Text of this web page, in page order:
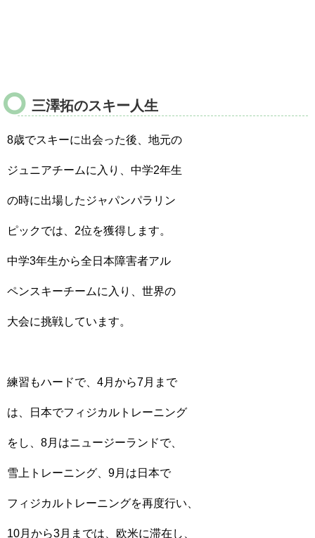
三澤拓のスキー人生
8歳でスキーに出会った後、地元の
ジュニアチームに入り、中学2年生
の時に出場したジャパンパラリン
ピックでは、2位を獲得します。
中学3年生から全日本障害者アル
ペンスキーチームに入り、世界の
大会に挑戦しています。
練習もハードで、4月から7月まで
は、日本でフィジカルトレーニング
をし、8月はニュージーランドで、
雪上トレーニング、9月は日本で
フィジカルトレーニングを再度行い、
10月から3月までは、欧米に滞在し、